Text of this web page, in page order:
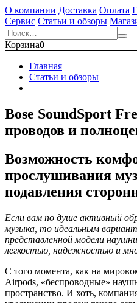
О компании Доставка Оплата
Сервис Статьи и обзоры
Корзина0
Главная
Статьи и обзоры
Bose SoundSport
проводов и
Возможность
прослушивания
подавления
Если вам по душе активный
музыка, то идеальным
представленной модели
легкостью, надежностью и
С того момента, как на
Airpods, «беспроводные»
пространство. И хоть,